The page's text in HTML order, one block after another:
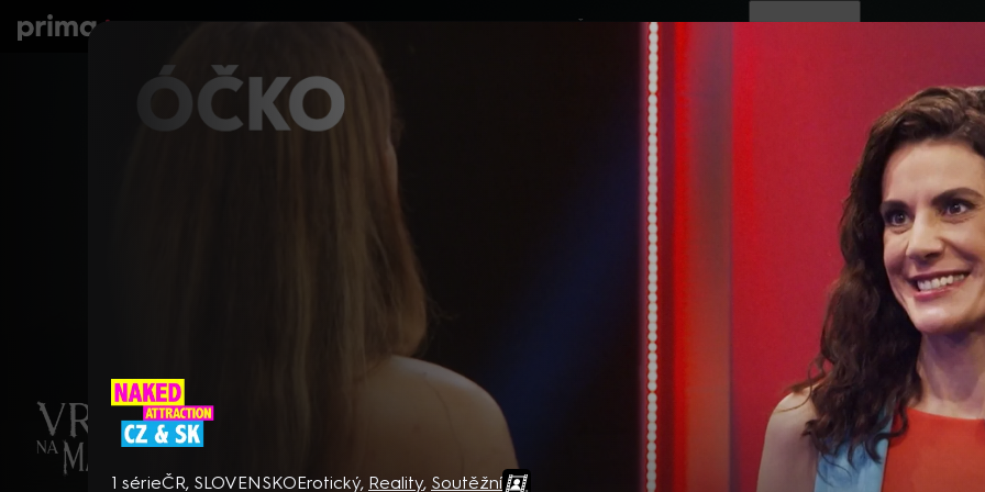
Seriály Filmy Děti Živě TV program Operátoři
Naked Attraction CZ & SK
1 sérieČR, SLOVENSKOErotický, Reality, Soutěžní
prima+